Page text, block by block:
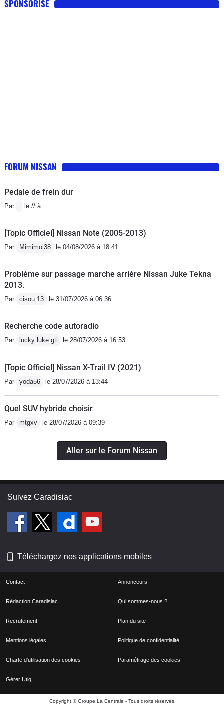
SPONSORISE
FORUM NISSAN
Pedale de frein dur
Par le // à :
[Topic Officiel] Nissan Note (2005-2013)
Par Mimimoi38 le 04/08/2026 à 18:41
Problème sur passage marche arriére Nissan Juke Tekna
2013.
Par cisou 13 le 31/07/2026 à 06:36
Recherche code autoradio
Par lucky luke gti le 28/07/2026 à 16:53
[Topic Officiel] Nissan X-Trail IV (2021)
Par yoda56 le 28/07/2026 à 13:44
Quel SUV hybride choisir
Par mtgxv le 28/07/2026 à 09:39
Aller sur le Forum Nissan
Suivez Caradisiac
Téléchargez nos applications mobiles
Contact Annonceurs
Rédaction Caradisiac Qui sommes-nous ?
Recrutement Plan du site
Mentions légales Politique de confidentialité
Charte d'utilisation des cookies Paramétrage des cookies
Gérer Utiq
Copyright © Groupe La Centrale - Tous droits réservés